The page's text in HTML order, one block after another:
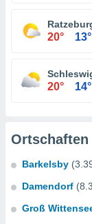
20° 13°
20° 14°
Ortschaften
Barkelsby
Damendorf
Groß